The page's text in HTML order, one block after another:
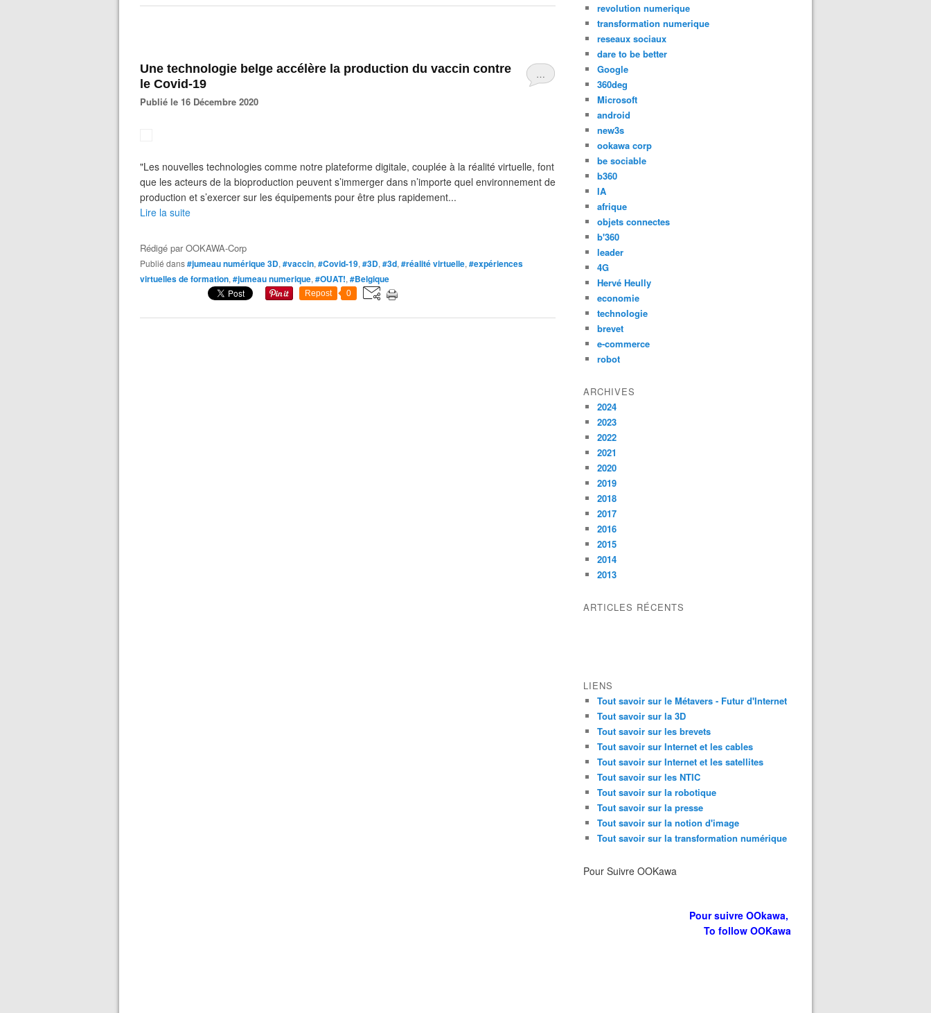
…
Une technologie belge accélère la production du vaccin contre
le Covid-19
Publié le 16 Décembre 2020
"Les nouvelles technologies comme notre plateforme digitale, couplée à la réalité virtuelle, font
que les acteurs de la bioproduction peuvent s’immerger dans n’importe quel environnement de
production et s’exercer sur les équipements pour être plus rapidement...
Lire la suite
Rédigé parOOKAWA-Corp
Publié dans#jumeau numérique 3D, #vaccin, #Covid-19, #3D, #3d, #réalité virtuelle, #expériences
virtuelles de formation, #jumeau numerique, #OUAT!, #Belgique
Repost 0
revolution numerique
transformation numerique
reseaux sociaux
dare to be better
Google
360deg
Microsoft
android
new3s
ookawa corp
be sociable
b360
IA
afrique
objets connectes
b'360
leader
4G
Hervé Heully
economie
technologie
brevet
e-commerce
robot
ARCHIVES
2024
2023
2022
2021
2020
2019
2018
2017
2016
2015
2014
2013
ARTICLES RÉCENTS
LIENS
Tout savoir sur le Métavers - Futur d'Internet
Tout savoir sur la 3D
Tout savoir sur les brevets
Tout savoir sur Internet et les cables
Tout savoir sur Internet et les satellites
Tout savoir sur les NTIC
Tout savoir sur la robotique
Tout savoir sur la presse
Tout savoir sur la notion d'image
Tout savoir sur la transformation numérique
Pour Suivre OOKawa
Pour suivre OOkawa,
To follow OOKawa